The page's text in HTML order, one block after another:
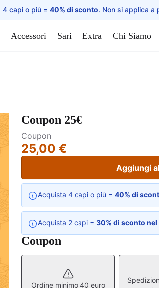
, 4 capi o più = 40% di sconto. Non si applica a
Accessori Sari Extra Chi Siamo
Coupon 25€
Coupon
25,00 €
Aggiungi
Acquista 4 capi o più = 40% di
Acquista 2 capi = 30% di sconto nel
Coupon
Ordine minimo 40 euro